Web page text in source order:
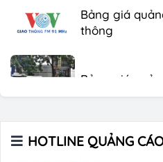
thông
Bảng giá
HOTLINE QUẢNG